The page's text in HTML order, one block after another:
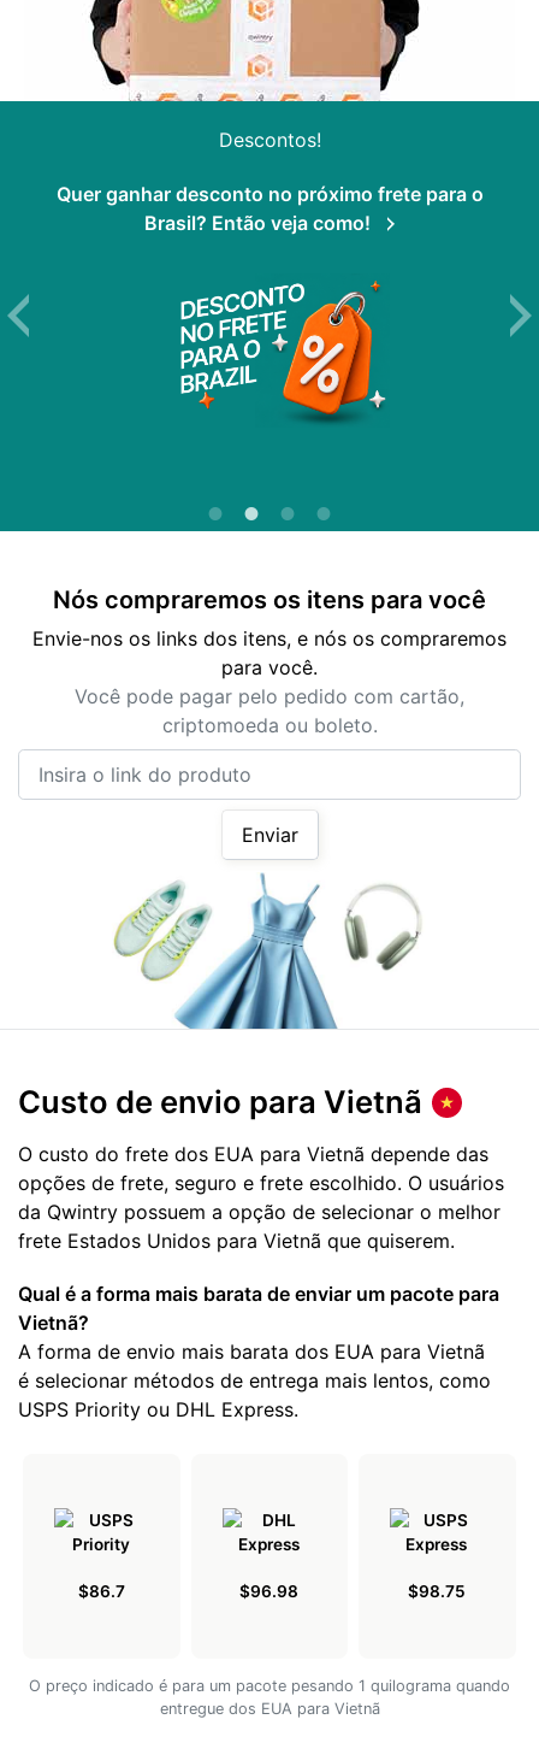
Descontos!
Quer ganhar desconto no próximo frete para o
Brasil? Então veja como!
Nós compraremos os itens para você
Envie-nos os links dos itens, e nós os compraremos
para você.
Você pode pagar pelo pedido com cartão,
criptomoeda ou boleto.
Enviar
Custo de envio para Vietnã
O custo do frete dos EUA para Vietnã depende das
opções de frete, seguro e frete escolhido. O usuários
da Qwintry possuem a opção de selecionar o melhor
frete Estados Unidos para Vietnã que quiserem.
Qual é a forma mais barata de enviar um pacote para
Vietnã?
A forma de envio mais barata dos EUA para Vietnã
é selecionar métodos de entrega mais lentos, como
USPS Priority ou DHL Express.
$86.7 $96.98 $98.75
O preço indicado é para um pacote pesando 1 quilograma quando
entregue dos EUA para Vietnã